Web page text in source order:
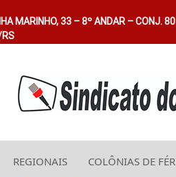
MARINHO, 33 – 8º ANDAR – CONJ.
REGIONAIS COLÔNIAS DE